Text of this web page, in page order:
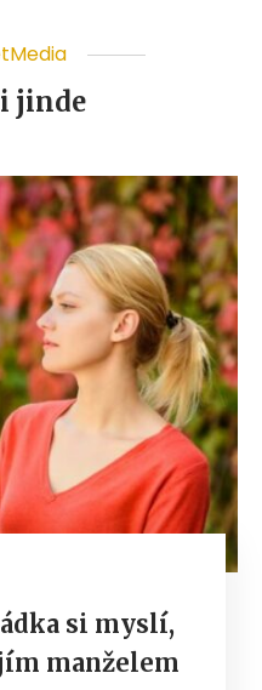
jinde
si myslí,
manželem